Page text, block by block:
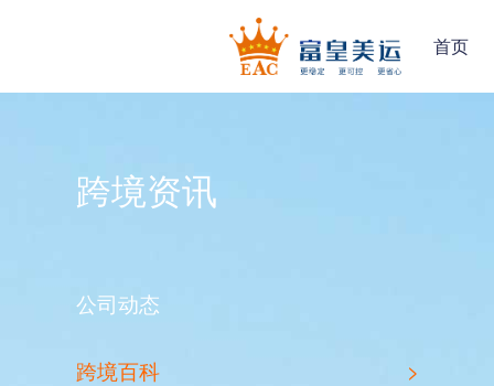
首页
跨境资讯
公司动态
跨境百科 >